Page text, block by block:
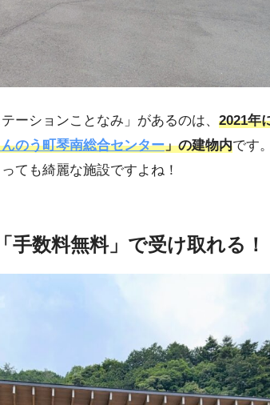
ーションことなみ」があるのは、 2021年
のう町琴南総合センター」の建物内です
ても綺麗な施設ですよね！
手数料無料」で受け取れる！